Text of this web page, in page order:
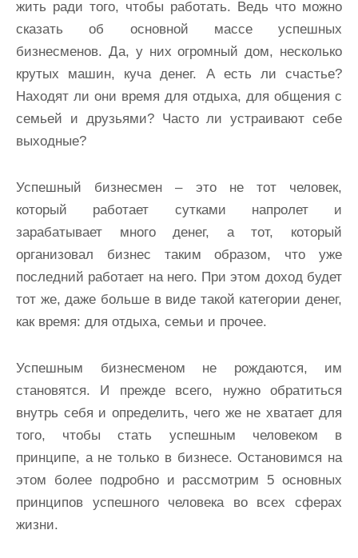
жить ради того, чтобы работать. Ведь что можно
сказать об основной массе успешных
бизнесменов. Да, у них огромный дом, несколько
крутых машин, куча денег. А есть ли счастье?
Находят ли они время для отдыха, для общения с
семьей и друзьями? Часто ли устраивают себе
выходные?
Успешный бизнесмен – это не тот человек,
который работает сутками напролет и
зарабатывает много денег, а тот, который
организовал бизнес таким образом, что уже
последний работает на него. При этом доход будет
тот же, даже больше в виде такой категории денег,
как время: для отдыха, семьи и прочее.
Успешным бизнесменом не рождаются, им
становятся. И прежде всего, нужно обратиться
внутрь себя и определить, чего же не хватает для
того, чтобы стать успешным человеком в
принципе, а не только в бизнесе. Остановимся на
этом более подробно и рассмотрим 5 основных
принципов успешного человека во всех сферах
жизни.